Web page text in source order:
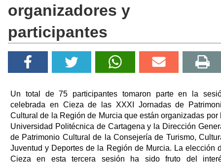
organizadores y
participantes
Un total de 75 participantes tomaron parte en la
celebrada en Cieza de las XXXI Jornadas de
Cultural de la Región de Murcia que están organizadas por
Universidad Politécnica de Cartagena y la Dirección
de Patrimonio Cultural de la Consejería de Turismo,
Juventud y Deportes de la Región de Murcia. La elección
Cieza en esta tercera sesión ha sido fruto del